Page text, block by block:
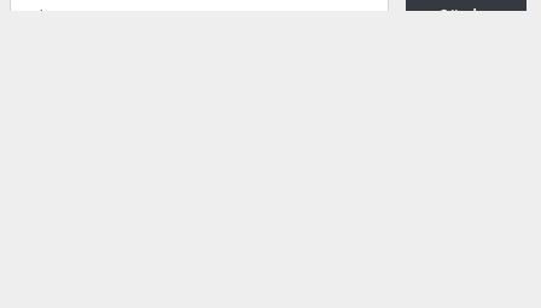
Gönder